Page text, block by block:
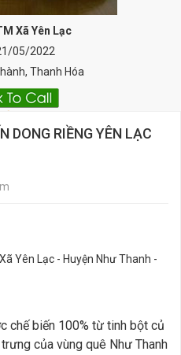
Xã Yên Lạc
05/2022
Thanh Hóa
DONG RIỀNG YÊN LẠC
Yên Lạc - Huyện Như Thanh -
chế biến 100% từ tinh bột củ
của vùng quê Như Thanh